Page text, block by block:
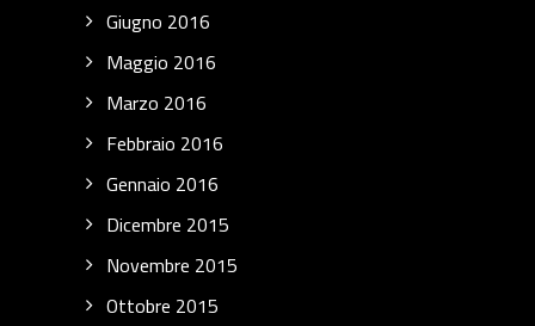
Giugno 2016
Maggio 2016
Marzo 2016
Febbraio 2016
Gennaio 2016
Dicembre 2015
Novembre 2015
Ottobre 2015